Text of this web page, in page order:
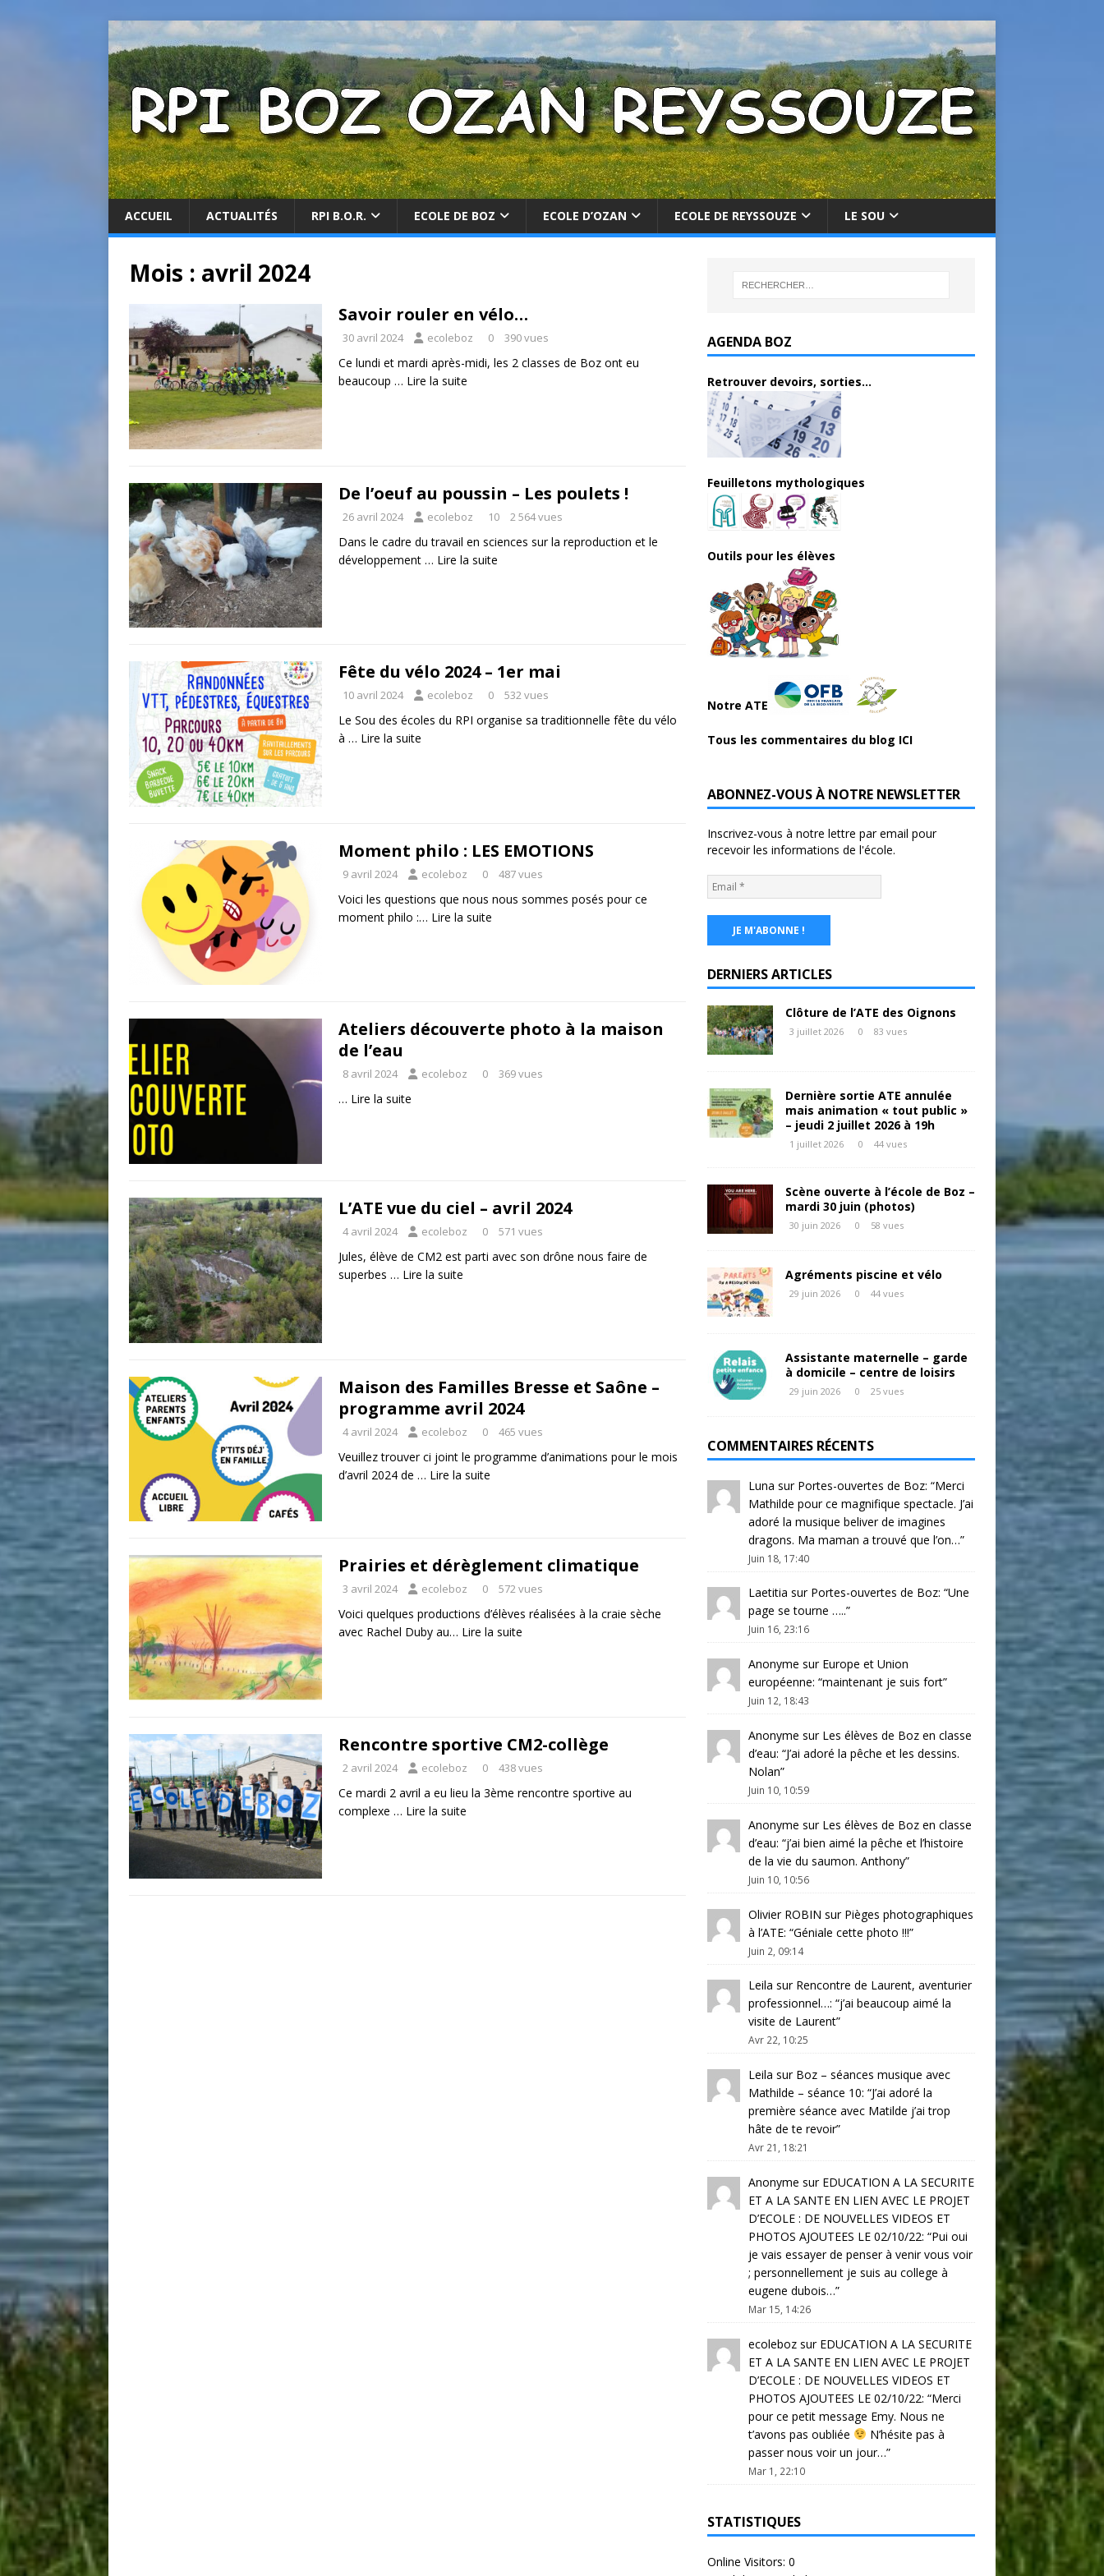
ACCUEIL ACTUALITÉS RPI B.O.R. ECOLE DE BOZ ECOLE D’OZAN ECOLE DE REYSSOUZE LE SOU
Mois : avril 2024
Savoir rouler en vélo…
30 avril 2024 ecoleboz 0 390 vues
Ce lundi et mardi après-midi, les 2 classes de Boz ont eu
beaucoup … Lire la suite
De l’oeuf au poussin – Les poulets !
26 avril 2024 ecoleboz 10 2 564 vues
Dans le cadre du travail en sciences sur la reproduction et le
développement … Lire la suite
Fête du vélo 2024 – 1er mai
10 avril 2024 ecoleboz 0 532 vues
Le Sou des écoles du RPI organise sa traditionnelle fête du vélo
à … Lire la suite
Moment philo : LES EMOTIONS
9 avril 2024 ecoleboz 0 487 vues
Voici les questions que nous nous sommes posés pour ce
moment philo :… Lire la suite
Ateliers découverte photo à la maison
de l’eau
8 avril 2024 ecoleboz 0 369 vues
… Lire la suite
L’ATE vue du ciel – avril 2024
4 avril 2024 ecoleboz 0 571 vues
Jules, élève de CM2 est parti avec son drône nous faire de
superbes … Lire la suite
Maison des Familles Bresse et Saône –
programme avril 2024
4 avril 2024 ecoleboz 0 465 vues
Veuillez trouver ci joint le programme d’animations pour le mois
d’avril 2024 de … Lire la suite
Prairies et dérèglement climatique
3 avril 2024 ecoleboz 0 572 vues
Voici quelques productions d’élèves réalisées à la craie sèche
avec Rachel Duby au… Lire la suite
Rencontre sportive CM2-collège
2 avril 2024 ecoleboz 0 438 vues
Ce mardi 2 avril a eu lieu la 3ème rencontre sportive au
complexe … Lire la suite
AGENDA BOZ
Retrouver devoirs, sorties...
Feuilletons mythologiques
Outils pour les élèves
Notre ATE
Tous les commentaires du blog ICI
ABONNEZ-VOUS À NOTRE NEWSLETTER
Inscrivez-vous à notre lettre par email pour
recevoir les informations de l'école.
DERNIERS ARTICLES
Clôture de l’ATE des Oignons
3 juillet 2026 0 83 vues
Dernière sortie ATE annulée
mais animation « tout public »
– jeudi 2 juillet 2026 à 19h
1 juillet 2026 0 44 vues
Scène ouverte à l’école de Boz –
mardi 30 juin (photos)
30 juin 2026 0 58 vues
Agréments piscine et vélo
29 juin 2026 0 44 vues
Assistante maternelle – garde
à domicile – centre de loisirs
29 juin 2026 0 25 vues
COMMENTAIRES RÉCENTS
Luna sur Portes-ouvertes de Boz: “Merci
Mathilde pour ce magnifique spectacle. J’ai
adoré la musique beliver de imagines
dragons. Ma maman a trouvé que l’on…”
Juin 18, 17:40
Laetitia sur Portes-ouvertes de Boz: “Une
page se tourne …..”
Juin 16, 23:16
Anonyme sur Europe et Union
européenne: “maintenant je suis fort”
Juin 12, 18:43
Anonyme sur Les élèves de Boz en classe
d’eau: “J’ai adoré la pêche et les dessins.
Nolan”
Juin 10, 10:59
Anonyme sur Les élèves de Boz en classe
d’eau: “j’ai bien aimé la pêche et l’histoire
de la vie du saumon. Anthony”
Juin 10, 10:56
Olivier ROBIN sur Pièges photographiques
à l’ATE: “Géniale cette photo !!!”
Juin 2, 09:14
Leila sur Rencontre de Laurent, aventurier
professionnel…: “j’ai beaucoup aimé la
visite de Laurent”
Avr 22, 10:25
Leila sur Boz – séances musique avec
Mathilde – séance 10: “J’ai adoré la
première séance avec Matilde j’ai trop
hâte de te revoir”
Avr 21, 18:21
Anonyme sur EDUCATION A LA SECURITE
ET A LA SANTE EN LIEN AVEC LE PROJET
D’ECOLE : DE NOUVELLES VIDEOS ET
PHOTOS AJOUTEES LE 02/10/22: “Pui oui
je vais essayer de penser à venir vous voir
; personnellement je suis au college à
eugene dubois…”
Mar 15, 14:26
ecolebozsur EDUCATION A LA SECURITE
ET A LA SANTE EN LIEN AVEC LE PROJET
D’ECOLE : DE NOUVELLES VIDEOS ET
PHOTOS AJOUTEES LE 02/10/22: “Merci
pour ce petit message Emy. Nous ne
t’avons pas oubliée
N’hésite pas à
passer nous voir un jour…”
Mar 1, 22:10
STATISTIQUES
Online Visitors: 0